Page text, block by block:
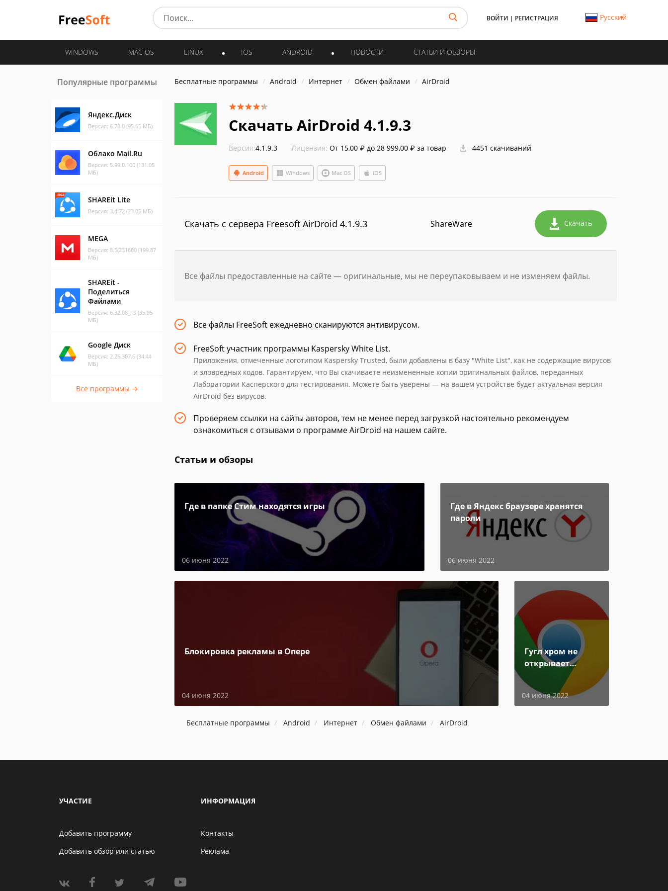
ВОЙТИ | РЕГИСТРАЦИЯ Русский
WINDOWS MAC OS LINUX IOS ANDROID НОВОСТИ СТАТЬИ И ОБЗОРЫ
Популярные программы
Яндекс.Диск
Версия: 6.78.0 (95.65 МБ)
Облако Mail.Ru
Версия: 5.99.0.100 (131.05
МБ)
SHAREit Lite
Версия: 3.4.72 (23.05 МБ)
MEGA
Версия: 8.5(231880 (199.87
МБ)
SHAREit -
Поделиться
Файлами
Версия: 6.32.08_FS (35.95
МБ)
Google Диск
Версия: 2.26.307.6 (34.44
МБ)
Все программы →
Бесплатные программы Android Интернет Обмен файлами AirDroid
Скачать AirDroid 4.1.9.3
Версия:4.1.9.3 Лицензия: От 15,00 ₽ до 28 999,00 ₽ за товар 4451 скачиваний
Android Windows Mac OS iOS
Скачать с сервера Freesoft AirDroid 4.1.9.3 ShareWare Скачать
Все файлы предоставленные на сайте — оригинальные, мы не переупаковываем и не изменяем файлы.
Все файлы FreeSoft ежедневно сканируются антивирусом.
FreeSoft участник программы Kaspersky White List.
Приложения, отмеченные логотипом Kaspersky Trusted, были добавлены в базу "White List", как не содержащие вирусов
и зловредных кодов. Гарантируем, что Вы скачиваете неизмененные копии оригинальных файлов, переданных
Лаборатории Касперского для тестирования. Можете быть уверены — на вашем устройстве будет актуальная версия
AirDroid без вирусов.
Проверяем ссылки на сайты авторов, тем не менее перед загрузкой настоятельно рекомендуем
ознакомиться с отзывами о программе AirDroid на нашем сайте.
Статьи и обзоры
Где в папке Стим находятся игры
06 июня 2022
Где в Яндекс браузере хранятся
пароли
06 июня 2022
Блокировка рекламы в Опере
04 июня 2022
Гугл хром не
открывает
04 июня 2022
Бесплатные программы Android Интернет Обмен файлами AirDroid
УЧАСТИЕ
Добавить программу
Добавить обзор или статью
ИНФОРМАЦИЯ
Контакты
Реклама